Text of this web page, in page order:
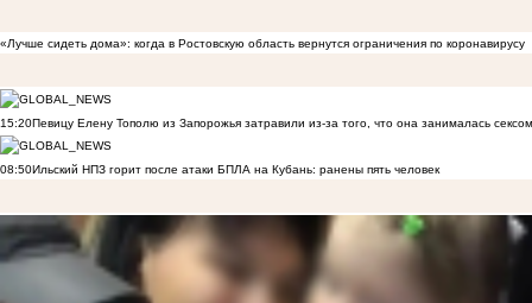
«Лучше сидеть дома»: когда в Ростовскую область вернутся ограничения по коронавирусу
15:20Певицу Елену Тополю из Запорожья затравили из-за того, что она занималась
08:50Ильский НПЗ горит после атаки БПЛА на Кубань: ранены пять человек